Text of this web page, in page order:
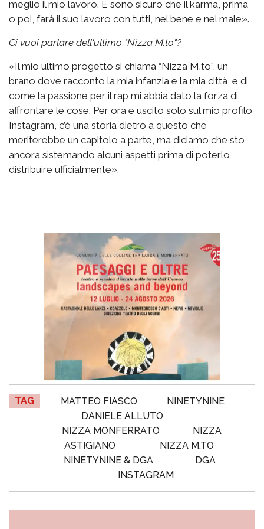
meglio il mio lavoro. E sono sicuro che il karma, prima
o poi, farà il suo lavoro con tutti, nel bene e nel male».
Ci vuoi parlare dell'ultimo "Nizza M.to"?
«Il mio ultimo progetto si chiama “Nizza M.to”, un
brano dove racconto la mia infanzia e la mia città, e di
come la passione per il rap mi abbia dato la forza di
affrontare le cose. Per ora è uscito solo sul mio profilo
Instagram, c’è una storia dietro a questo che
meriterebbe un capitolo a parte, ma diciamo che sto
ancora sistemando alcuni aspetti prima di poterlo
distribuire ufficialmente».
TAG MATTEO FIASCO
NINETYNINE
DANIELE ALLUTO
NIZZA MONFERRATO
NIZZA
ASTIGIANO
NIZZA M.TO
NINETYNINE & DGA
DGA
INSTAGRAM